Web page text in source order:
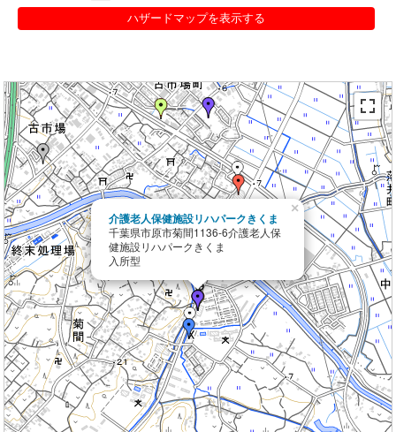
ハザードマップを表示する
介護老人保健施設リハパークきくま
千葉県市原市菊間1136-6介護老人保
健施設リハパークきくま
入所型
×